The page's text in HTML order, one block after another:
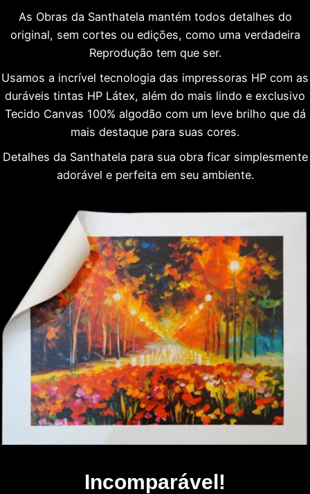
As Obras da Santhatela mantém todos detalhes do
original, sem cortes ou edições, como uma verdadeira
Reprodução tem que ser.
Usamos a incrível tecnologia das impressoras HP com as
duráveis tintas HP Látex, além do mais lindo e exclusivo
Tecido Canvas 100% algodão com um leve brilho que dá
mais destaque para suas cores.
Detalhes da Santhatela para sua obra ficar simplesmente
adorável e perfeita em seu ambiente.
Incomparável!